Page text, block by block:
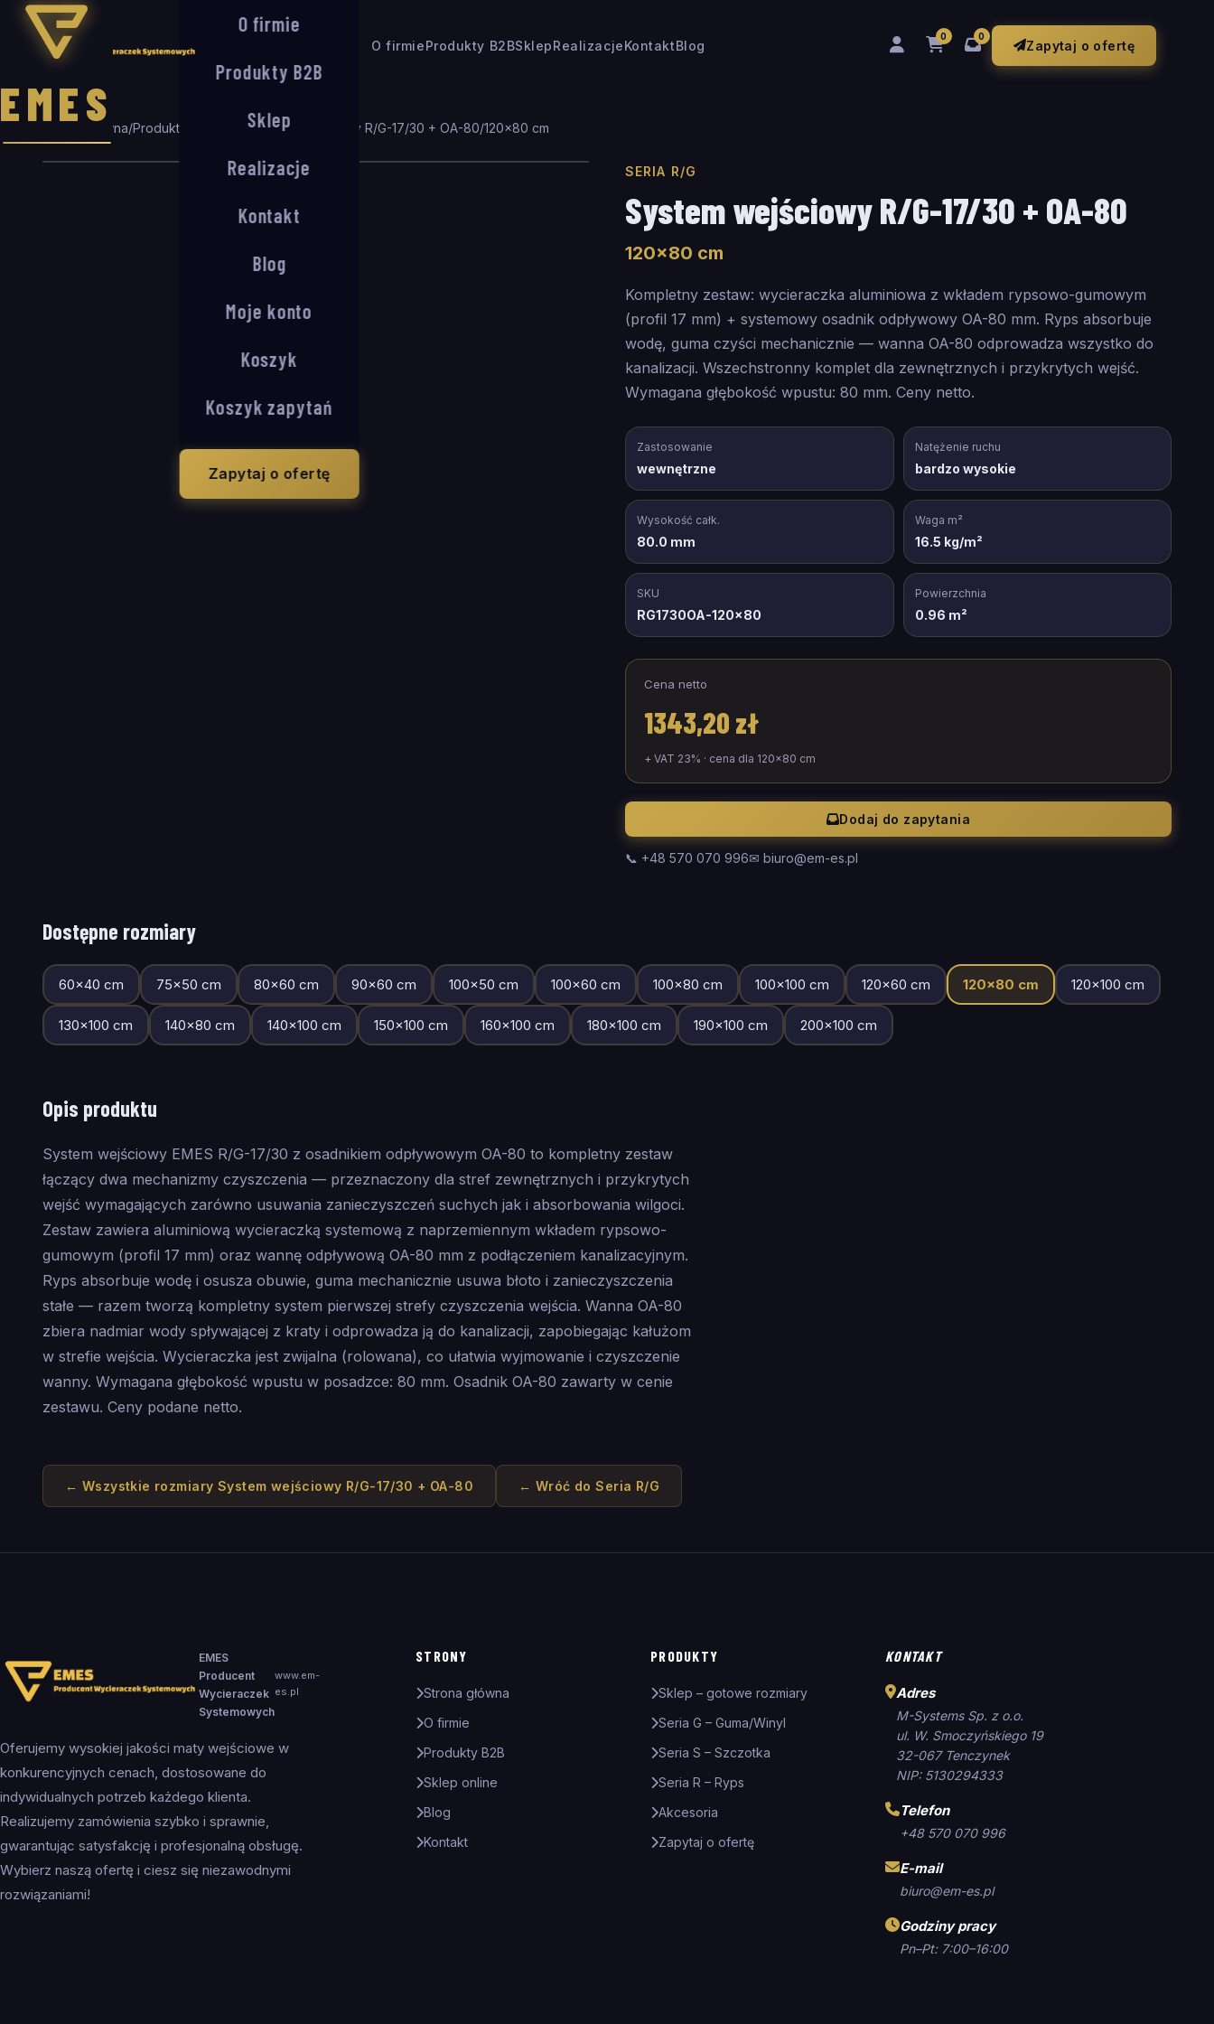
EMES
O firmieProdukty B2BSklepRealizacjeKontaktBlog
0 0
Zapytaj o ofertę
O firmie
Produkty B2B
Sklep
Realizacje
Kontakt
Blog
Moje konto
Koszyk
Koszyk zapytań
Zapytaj o ofertę
Strona główna/Produkty /System wejściowy R/G-17/30 + OA-80/120×80 cm
SERIA R/G
System wejściowy R/G-17/30 + OA-80
120×80 cm
Kompletny zestaw: wycieraczka aluminiowa z wkładem rypsowo-gumowym
(profil 17 mm) + systemowy osadnik odpływowy OA-80 mm. Ryps absorbuje
wodę, guma czyści mechanicznie — wanna OA-80 odprowadza wszystko do
kanalizacji. Wszechstronny komplet dla zewnętrznych i przykrytych wejść.
Wymagana głębokość wpustu: 80 mm. Ceny netto.
Zastosowanie
wewnętrzne
Natężenie ruchu
bardzo wysokie
Wysokość całk.
80.0 mm
Waga m²
16.5 kg/m²
SKU
RG1730OA-120x80
Powierzchnia
0.96 m²
Cena netto
1343,20 zł
+ VAT 23% · cena dla 120×80 cm
Dodaj do zapytania
📞 +48 570 070 996✉ biuro@em-es.pl
Dostępne rozmiary
60×40 cm 75×50 cm 80×60 cm 90×60 cm 100×50 cm 100×60 cm 100×80 cm 100×100 cm 120×60 cm 120×80 cm 120×100 cm
130×100 cm 140×80 cm 140×100 cm 150×100 cm 160×100 cm 180×100 cm 190×100 cm 200×100 cm
Opis produktu
System wejściowy EMES R/G-17/30 z osadnikiem odpływowym OA-80 to kompletny zestaw
łączący dwa mechanizmy czyszczenia — przeznaczony dla stref zewnętrznych i przykrytych
wejść wymagających zarówno usuwania zanieczyszczeń suchych jak i absorbowania wilgoci.
Zestaw zawiera aluminiową wycieraczką systemową z naprzemiennym wkładem rypsowo-
gumowym (profil 17 mm) oraz wannę odpływową OA-80 mm z podłączeniem kanalizacyjnym.
Ryps absorbuje wodę i osusza obuwie, guma mechanicznie usuwa błoto i zanieczyszczenia
stałe — razem tworzą kompletny system pierwszej strefy czyszczenia wejścia. Wanna OA-80
zbiera nadmiar wody spływającej z kraty i odprowadza ją do kanalizacji, zapobiegając kałużom
w strefie wejścia. Wycieraczka jest zwijalna (rolowana), co ułatwia wyjmowanie i czyszczenie
wanny. Wymagana głębokość wpustu w posadzce: 80 mm. Osadnik OA-80 zawarty w cenie
zestawu. Ceny podane netto.
← Wszystkie rozmiary System wejściowy R/G-17/30 + OA-80 ← Wróć doSeria R/G
EMES
Producent
Wycieraczek
Systemowych
www.em-
es.pl
Oferujemy wysokiej jakości maty wejściowe w
konkurencyjnych cenach, dostosowane do
indywidualnych potrzeb każdego klienta.
Realizujemy zamówienia szybko i sprawnie,
gwarantując satysfakcję i profesjonalną obsługę.
Wybierz naszą ofertę i ciesz się niezawodnymi
rozwiązaniami!
STRONY
Strona główna
O firmie
Produkty B2B
Sklep online
Blog
Kontakt
PRODUKTY
Sklep – gotowe rozmiary
Seria G – Guma/Winyl
Seria S – Szczotka
Seria R – Ryps
Akcesoria
Zapytaj o ofertę
KONTAKT
Adres
M-Systems Sp. z o.o.
ul. W. Smoczyńskiego 19
32-067 Tenczynek
NIP: 5130294333
Telefon
+48 570 070 996
E-mail
biuro@em-es.pl
Godziny pracy
Pn–Pt: 7:00–16:00